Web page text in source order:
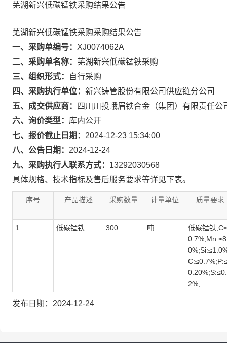
芜湖新兴低碳锰铁采购结果公告
芜湖新兴低碳锰铁采购采购结果公告
一、采购单编号： XJ0074062A
二、采购单名称： 芜湖新兴低碳锰铁采购
三、组织形式：
自行采购
四、采购执行单位： 新兴铸管股份有限公司供应链分公司
五、成交供应商：
四川川投峨眉铁合金（集团）有限责任公
六、询价类型： 库内公开
七、报价截止日期： 2024-12-23 15:34:00
八、公告日期： 2024-12-24
九、采购执行人联系方式： 13292030568
具体规格、技术指标及售后服务要求等详见下表。
序号 产品描述 采购数量 计量单位 质量要求
1 低碳锰铁 300 吨
低碳锰铁;C≤
0.7%;Mn:≥8
2%;
发布日期：2024-12-24